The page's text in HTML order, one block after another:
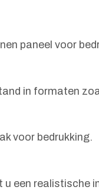
paneel voor
in formaten
voor bedrukking.
u een realistische